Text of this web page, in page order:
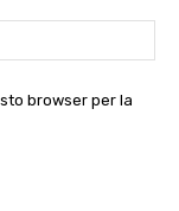
browser per la